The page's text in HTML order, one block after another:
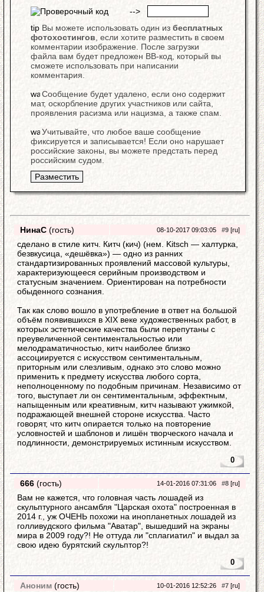
-->
Вы можете использовать один из бесплатных
фотохостингов , если хотите разместить в своем
комментарии изображение. После загрузки
файла вам будет предложен BB-код, который вы
сможете использовать при написании
комментария.
Сообщение будет удалено, если оно содержит
мат, оскорбление других участников или сайта,
проявления расизма или нацизма, а также спам.
Учитывайте, что любое ваше сообщение
фиксируется и записывается! Если оно нарушает
российские законы, вы можете предстать перед
российским судом.
НинаС (гость) 08-10-2017 09:03:05 #9 [ru]
сделано в стиле китч. Китч (кич) (нем. Kitsch — халтурка,
безвкусица, «дешёвка») — одно из ранних
стандартизированных проявлений массовой культуры,
характеризующееся серийным производством и
статусным значением. Ориентирован на потребности
обыденного сознания.
Так как слово вошло в употребление в ответ на большой
объём появившихся в XIX веке художественных работ, в
которых эстетические качества были перепутаны с
преувеличенной сентиментальностью или
мелодраматичностью, китч наиболее близко
ассоциируется с искусством сентиментальным,
приторным или слезливым, однако это слово можно
применить к предмету искусства любого сорта,
неполноценному по подобным причинам. Независимо от
того, выступает ли он сентиментальным, эффектным,
напыщенным или креативным, китч называют ужимкой,
подражающей внешней стороне искусства. Часто
говорят, что китч опирается только на повторение
условностей и шаблонов и лишён творческого начала и
подлинности, демонстрируемых истинным искусством.
0
666 (гость) 14-01-2016 07:31:06 #8 [ru]
Вам не кажется, что головная часть лошадей из
скульптурного ансамбля "Царская охота" построенная в
2014 г., уж ОЧЕНЬ похожи на инопланетных лошадей из
голливудского фильма "Аватар", вышедший на экраны
мира в 2009 году?! Не оттуда ли "сплагиатил" и выдал за
свою идею бурятский скульптор?!
0
Аноним (гость) 10-01-2016 12:52:26 #7 [ru]